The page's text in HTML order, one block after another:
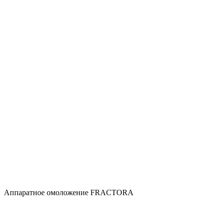
Аппаратное омоложение FRACTORA